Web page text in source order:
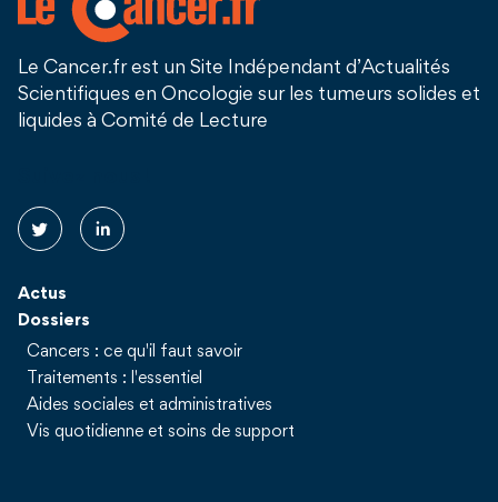
Le Cancer.fr est un Site Indépendant d’Actualités
Scientifiques en Oncologie sur les tumeurs solides et
liquides à Comité de Lecture
Actus
Dossiers
Cancers : ce qu'il faut savoir
Traitements : l'essentiel
Aides sociales et administratives
Vis quotidienne et soins de support